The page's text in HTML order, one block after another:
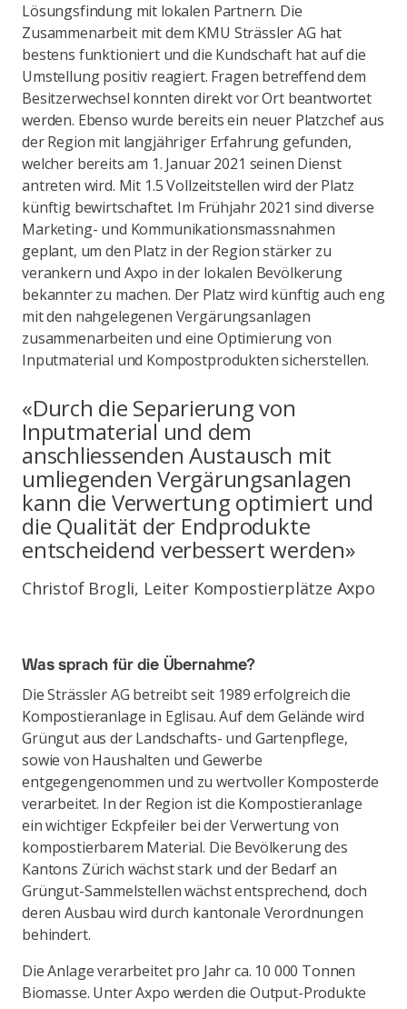
Lösungsfindung mit lokalen Partnern. Die
Zusammenarbeit mit dem KMU Strässler AG hat
bestens funktioniert und die Kundschaft hat auf die
Umstellung positiv reagiert. Fragen betreffend dem
Besitzerwechsel konnten direkt vor Ort beantwortet
werden. Ebenso wurde bereits ein neuer Platzchef aus
der Region mit langjähriger Erfahrung gefunden,
welcher bereits am 1. Januar 2021 seinen Dienst
antreten wird. Mit 1.5 Vollzeitstellen wird der Platz
künftig bewirtschaftet. Im Frühjahr 2021 sind diverse
Marketing- und Kommunikationsmassnahmen
geplant, um den Platz in der Region stärker zu
verankern und Axpo in der lokalen Bevölkerung
bekannter zu machen. Der Platz wird künftig auch eng
mit den nahgelegenen Vergärungsanlagen
zusammenarbeiten und eine Optimierung von
Inputmaterial und Kompostprodukten sicherstellen.
«Durch die Separierung von
Inputmaterial und dem
anschliessenden Austausch mit
umliegenden Vergärungsanlagen
kann die Verwertung optimiert und
die Qualität der Endprodukte
entscheidend verbessert werden»
Christof Brogli, Leiter Kompostierplätze Axpo
Was sprach für die Übernahme?
Die Strässler AG betreibt seit 1989 erfolgreich die
Kompostieranlage in Eglisau. Auf dem Gelände wird
Grüngut aus der Landschafts- und Gartenpflege,
sowie von Haushalten und Gewerbe
entgegengenommen und zu wertvoller Komposterde
verarbeitet. In der Region ist die Kompostieranlage
ein wichtiger Eckpfeiler bei der Verwertung von
kompostierbarem Material. Die Bevölkerung des
Kantons Zürich wächst stark und der Bedarf an
Grüngut-Sammelstellen wächst entsprechend, doch
deren Ausbau wird durch kantonale Verordnungen
behindert.
Die Anlage verarbeitet pro Jahr ca. 10 000 Tonnen
Biomasse. Unter Axpo werden die Output-Produkte